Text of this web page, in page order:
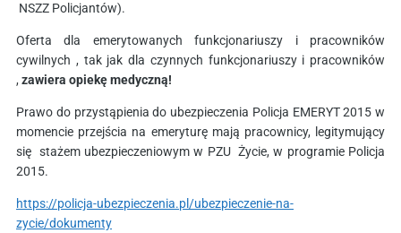
NSZZ Policjantów).
Oferta dla emerytowanych funkcjonariuszy i pracowników
cywilnych , tak jak dla czynnych funkcjonariuszy i pracowników
, zawiera opiekę medyczną!
Prawo do przystąpienia do ubezpieczenia Policja EMERYT 2015 w
momencie przejścia na emeryturę mają pracownicy, legitymujący
się stażem ubezpieczeniowym w PZU Życie, w programie Policja
2015.
https://policja-ubezpieczenia.pl/ubezpieczenie-na-
zycie/dokumenty